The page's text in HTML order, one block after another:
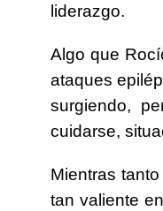
liderazgo.
Algo que
ataques
surgiendo,
cuidarse,
Mientras
tan valiente